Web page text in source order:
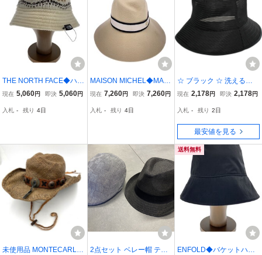
THE NORTH FACE◆ハッ
ト/-/ウール/CRM/総柄/レ
現在 5,060円 即決 5,060円
入札 - 残り 4日
MAISON MICHEL◆MAIS
ON MICHEL/ハット/-/ウー
2-30-070091//
現在 7,260円 即決 7,260円
入札 - 残り 4日
☆ ブラック ☆ 洗えるメ
ッシュバケットハット 帽
ハット 洗えるメッシュバ
ケットハット uv カット
紫外線対策
現在 2,178円 即決 2,178円
入札 - 残り 2日
最安値を見る
未使用品 MONTECARLO
2点セット ベレー帽 テン
送料無料
ENFOLD◆バケットハッ